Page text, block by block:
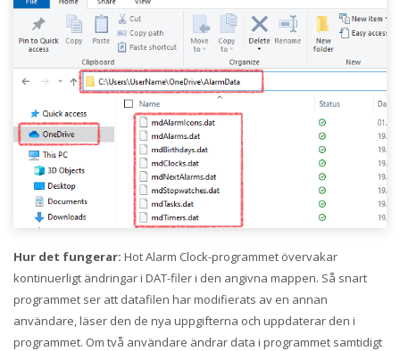
Hur det fungerar: Hot Alarm Clock-programmet övervakar
kontinuerligt ändringar i DAT-filer i den angivna mappen. Så snart
programmet ser att datafilen har modifierats av en annan
användare, läser den de nya uppgifterna och uppdaterar den i
programmet. Om två användare ändrar data i programmet samtidigt